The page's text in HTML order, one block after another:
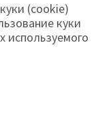
(cookie)
куки
используемого